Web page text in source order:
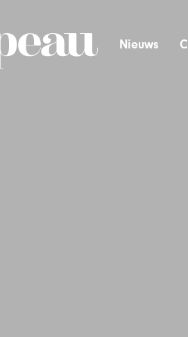
Nieuws